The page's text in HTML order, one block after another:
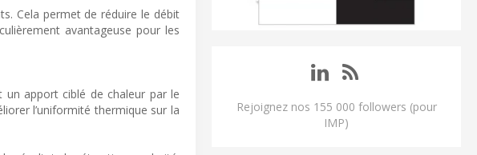
Cela permet de réduire le débit
avantageuse pour les
un apport ciblé de chaleur par le
l’uniformité thermique sur la
Rejoignez nos 155 000 followers (pour
IMP)